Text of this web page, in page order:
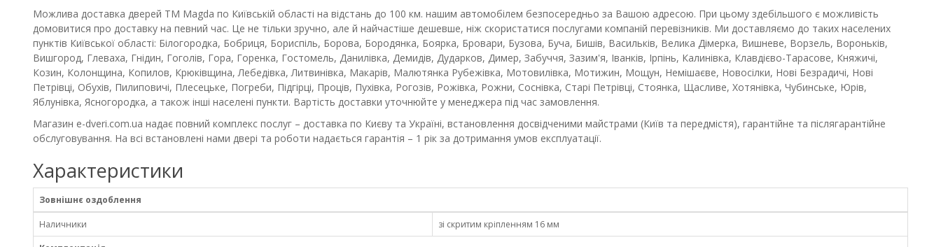
Можлива доставка дверей ТМ Magda по Київській області на відстань до 100 км. нашим автомобілем безпосередньо за Вашою адресою. При цьому здебільшого є можливість
домовитися про доставку на певний час. Це не тільки зручно, але й найчастіше дешевше, ніж скористатися послугами компаній перевізників. Ми доставляємо до таких населених
пунктів Київської області: Білогородка, Бобриця, Бориспіль, Борова, Бородянка, Боярка, Бровари, Бузова, Буча, Бишів, Васильків, Велика Дімерка, Вишневе, Ворзель, Вороньків,
Вишгород, Глеваха, Гнідин, Гоголів, Гора, Горенка, Гостомель, Данилівка, Демидів, Дударков, Димер, Забуччя, Зазим'я, Іванків, Ірпінь, Калинівка, Клавдієво-Тарасове, Княжичі,
Козин, Колонщина, Копилов, Крюківщина, Лебедівка, Литвинівка, Макарів, Малютянка Рубежівка, Мотовилівка, Мотижин, Мощун, Немішаєве, Новосілки, Нові Безрадичі, Нові
Петрівці, Обухів, Пилиповичі, Плесецьке, Погреби, Підгірці, Проців, Пухівка, Рогозів, Рожівка, Рожни, Соснівка, Старі Петрівці, Стоянка, Щасливе, Хотянівка, Чубинське, Юрів,
Яблунівка, Ясногородка, а також інші населені пункти. Вартість доставки уточнюйте у менеджера під час замовлення.
Магазин e-dveri.com.ua надає повний комплекс послуг – доставка по Києву та Україні, встановлення досвідченими майстрами (Київ та передмістя), гарантійне та післягарантійне
обслуговування. На всі встановлені нами двері та роботи надається гарантія – 1 рік за дотримання умов експлуатації.
Характеристики
Зовнішнє оздоблення
Наличники
зі скритим кріпленням 16 мм